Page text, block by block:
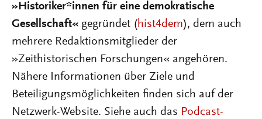
»Historiker*innen für eine demokratische
Gesellschaft« gegründet (hist4dem), dem auch
mehrere Redaktionsmitglieder der
»Zeithistorischen Forschungen« angehören.
Nähere Informationen über Ziele und
Beteiligungsmöglichkeiten finden sich auf der
Netzwerk-Website. Siehe auch das Podcast-